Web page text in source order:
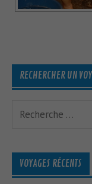
RECHERCHER UN
VOYAGES RÉCENTS